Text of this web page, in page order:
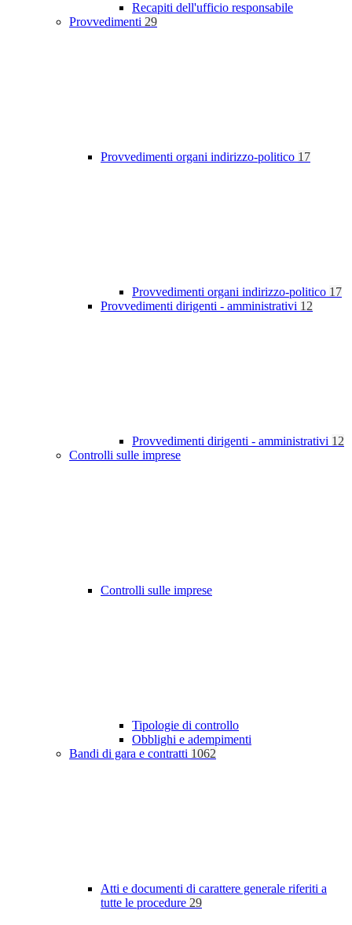
Recapiti dell'ufficio responsabile
Provvedimenti 29
Provvedimenti organi indirizzo-politico 17
Provvedimenti organi indirizzo-politico 17
Provvedimenti dirigenti - amministrativi 12
Provvedimenti dirigenti - amministrativi 12
Controlli sulle imprese
Controlli sulle imprese
Tipologie di controllo
Obblighi e adempimenti
Bandi di gara e contratti 1062
Atti e documenti di carattere generale riferiti a
tutte le procedure 29